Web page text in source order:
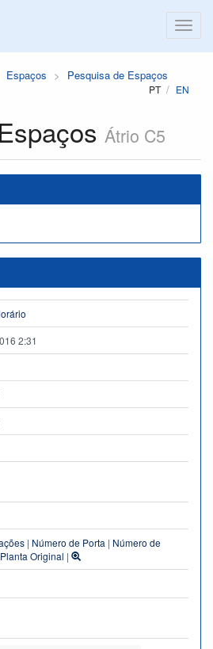
Espaços Pesquisa de Espaços
PT EN
Átrio C5
2:31
| Número de Porta | Número de
Planta Original |